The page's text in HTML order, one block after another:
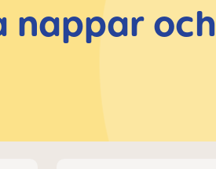
nappar och